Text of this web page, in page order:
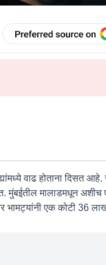
वाढ होताना दिसत
मुंबईतील मालाडमधून
भामट्यांनी एक कोटी 36